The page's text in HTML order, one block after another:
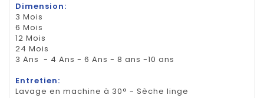
Dimension:
3 Mois
6 Mois
12 Mois
24 Mois
3 Ans - 4 Ans - 6 Ans - 8 ans -10 ans
Entretien:
Lavage en machine à 30° - Sèche linge